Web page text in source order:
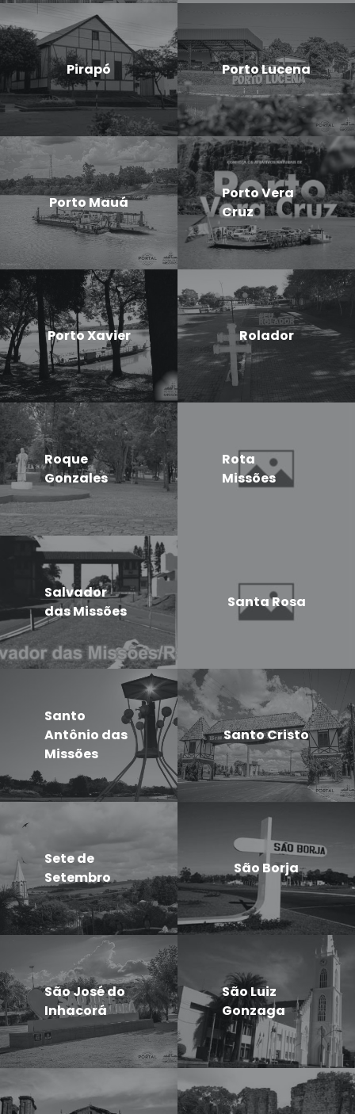
Pirapó Porto Lucena
Porto Mauá
Porto Vera
Cruz
Porto Xavier Rolador
Roque
Gonzales
Rota
Missões
Salvador
das Missões
Santa Rosa
Santo
Antônio das
Missões
Santo Cristo
Sete de
Setembro
São Borja
São José do
Inhacorá
São Luiz
Gonzaga